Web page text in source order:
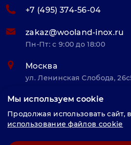
+7 (495) 374-56-04
zakaz@wooland-inox.ru
Пн-Пт: с 9:00 до 18:00
Москва
ул. Ленинская Слобода,
© «Велунд нержавейка» 2025,
продвижение " LCAgency"
Мы используем cookie
Продолжая использовать сайт,
использование файлов cookie